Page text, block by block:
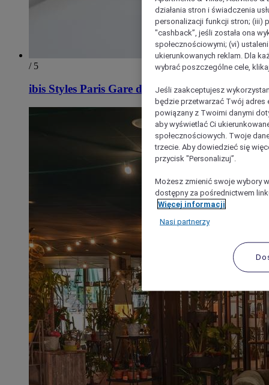
/ 5
ibis Styles Paris Gare de l'Est Château Landon
działania stron i świadczenia
personalizacji funkcji stron; (iii)
"cashback”, jeśli została ona
społecznościowymi; (vi)
ukierunkowanych reklam. Dla
wybrać poszczególne cele,
Jeśli zaakceptujesz
będzie przetwarzać Twój adres
powiązany z Twoimi danymi
aby wyświetlać Ci
społecznościowych. Twoje
trzecie. Aby dowiedzieć się
przycisk "Personalizuj”.
Możesz zmienić swoje wybory
dostępny za pośrednictwem
Więcej informacji
Nasi partnerzy